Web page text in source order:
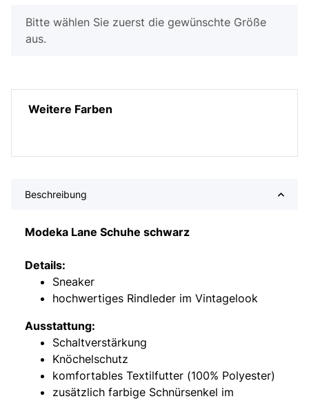
x
Bitte wählen Sie zuerst die gewünschte Größe
aus.
Weitere Farben
Beschreibung
Modeka Lane Schuhe schwarz
Details:
Sneaker
hochwertiges Rindleder im Vintagelook
Ausstattung:
Schaltverstärkung
Knöchelschutz
komfortables Textilfutter (100% Polyester)
zusätzlich farbige Schnürsenkel im